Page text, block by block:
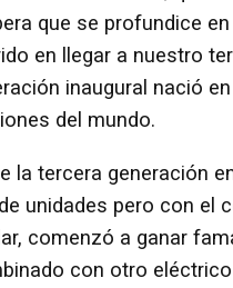
que se profundice
en llegar a nuestro
inaugural nació
del mundo.
la tercera generación
unidades pero con el
comenzó a ganar
con otro